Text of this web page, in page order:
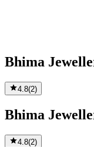
Bhima
4.8(2)
Bhima
4.8(2)